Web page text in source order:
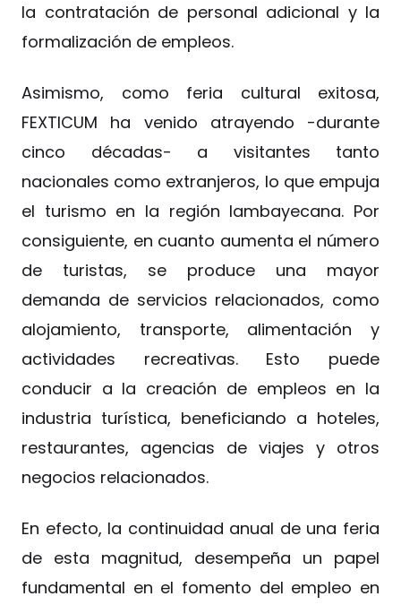
la contratación de personal adicional y la
formalización de empleos.
Asimismo, como feria cultural exitosa,
FEXTICUM ha venido atrayendo -durante
cinco décadas- a visitantes tanto
nacionales como extranjeros, lo que empuja
el turismo en la región lambayecana. Por
consiguiente, en cuanto aumenta el número
de turistas, se produce una mayor
demanda de servicios relacionados, como
alojamiento, transporte, alimentación y
actividades recreativas. Esto puede
conducir a la creación de empleos en la
industria turística, beneficiando a hoteles,
restaurantes, agencias de viajes y otros
negocios relacionados.
En efecto, la continuidad anual de una feria
de esta magnitud, desempeña un papel
fundamental en el fomento del empleo en